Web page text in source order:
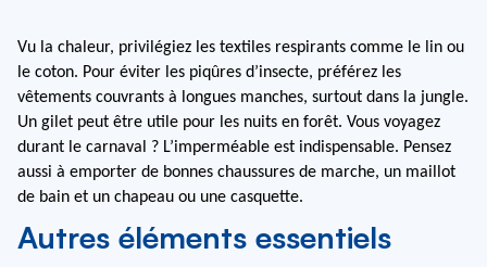
Vu la chaleur, privilégiez les textiles respirants comme le lin ou
le coton. Pour éviter les piqûres d’insecte, préférez les
vêtements couvrants à longues manches, surtout dans la jungle.
Un gilet peut être utile pour les nuits en forêt. Vous voyagez
durant le carnaval ? L’imperméable est indispensable. Pensez
aussi à emporter de bonnes chaussures de marche, un maillot
de bain et un chapeau ou une casquette.
Autres éléments essentiels